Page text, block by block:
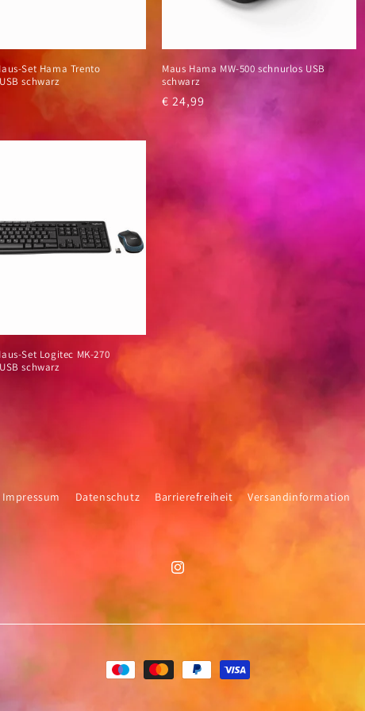
Set Hama Trento
schwarz
Maus Hama MW-500 schnurlos USB
schwarz
Normaler
€ 24,99
Set Logitec MK-270
schwarz
Impressum Datenschutz Barrierefreiheit Versandinformation
Instagram
Zahlungsmethoden